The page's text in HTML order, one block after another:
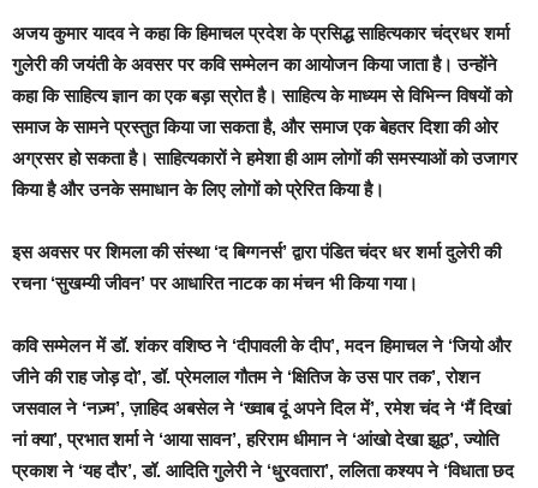
अजय कुमार यादव ने कहा कि हिमाचल प्रदेश के प्रसिद्ध साहित्यकार चंद्रधर शर्मा
गुलेरी की जयंती के अवसर पर कवि सम्मेलन का आयोजन किया जाता है। उन्होंने
कहा कि साहित्य ज्ञान का एक बड़ा स्रोत है। साहित्य के माध्यम से विभिन्न विषयों को
समाज के सामने प्रस्तुत किया जा सकता है, और समाज एक बेहतर दिशा की ओर
अग्रसर हो सकता है। साहित्यकारों ने हमेशा ही आम लोगों की समस्याओं को उजागर
किया है और उनके समाधान के लिए लोगों को प्रेरित किया है।
इस अवसर पर शिमला की संस्था ‘द बिग्गनर्स’ द्वारा पंडित चंदर धर शर्मा दुलेरी की
रचना ‘सुखम्यी जीवन’ पर आधारित नाटक का मंचन भी किया गया।
कवि सम्मेलन में डॉ. शंकर वशिष्ठ ने ‘दीपावली के दीप’, मदन हिमाचल ने ‘जियो और
जीने की राह जोड़ दो’, डॉ. प्रेमलाल गौतम ने ‘क्षितिज के उस पार तक’, रोशन
जसवाल ने ‘नज़्म’, ज़ाहिद अबसेल ने ‘ख्वाब दूं अपने दिल में’, रमेश चंद ने ‘मैं दिखां
नां क्या’, प्रभात शर्मा ने ‘आया सावन’, हरिराम धीमान ने ‘आंखो देखा झूठ’, ज्योति
प्रकाश ने ‘यह दौर’, डॉ. आदिति गुलेरी ने ‘धु्रवतारा’, ललिता कश्यप ने ‘विधाता छद